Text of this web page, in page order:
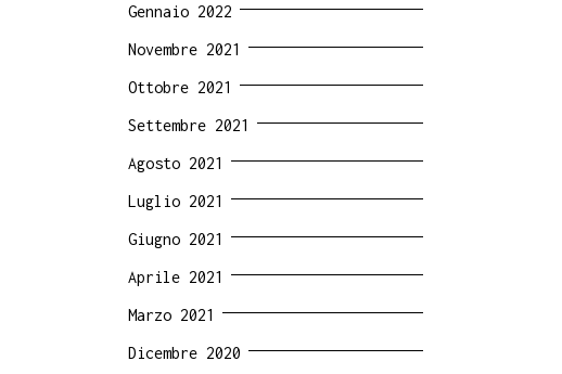
Gennaio 2022
Novembre 2021
Ottobre 2021
Settembre 2021
Agosto 2021
Luglio 2021
Giugno 2021
Aprile 2021
Marzo 2021
Dicembre 2020